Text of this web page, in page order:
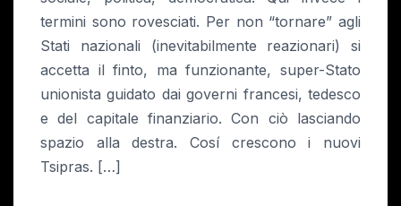
termini sono rovesciati. Per non “tornare” agli
Stati nazionali (inevitabilmente reazionari) si
accetta il finto, ma funzionante, super-Stato
unionista guidato dai governi francesi, tedesco
e del capitale finanziario. Con ciò lasciando
spazio alla destra. Cosí crescono i nuovi
Tsipras. […]